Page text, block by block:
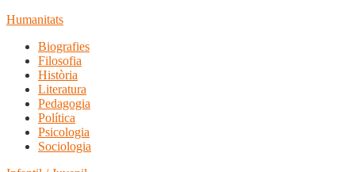
Humanitats
Biografies
Filosofia
Història
Literatura
Pedagogia
Política
Psicologia
Sociologia